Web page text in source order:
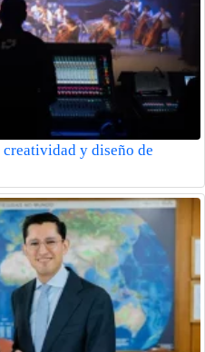
y diseño de